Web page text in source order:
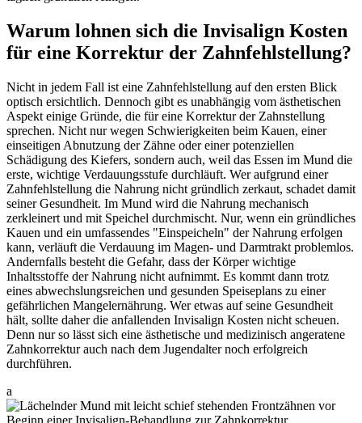
Warum lohnen sich die Invisalign Kosten
für eine Korrektur der Zahnfehlstellung?
Nicht in jedem Fall ist eine Zahnfehlstellung auf den ersten Blick
optisch ersichtlich. Dennoch gibt es unabhängig vom ästhetischen
Aspekt einige Gründe, die für eine Korrektur der Zahnstellung
sprechen. Nicht nur wegen Schwierigkeiten beim Kauen, einer
einseitigen Abnutzung der Zähne oder einer potenziellen
Schädigung des Kiefers, sondern auch, weil das Essen im Mund die
erste, wichtige Verdauungsstufe durchläuft. Wer aufgrund einer
Zahnfehlstellung die Nahrung nicht gründlich zerkaut, schadet damit
seiner Gesundheit. Im Mund wird die Nahrung mechanisch
zerkleinert und mit Speichel durchmischt. Nur, wenn ein gründliches
Kauen und ein umfassendes "Einspeicheln" der Nahrung erfolgen
kann, verläuft die Verdauung im Magen- und Darmtrakt problemlos.
Andernfalls besteht die Gefahr, dass der Körper wichtige
Inhaltsstoffe der Nahrung nicht aufnimmt. Es kommt dann trotz
eines abwechslungsreichen und gesunden Speiseplans zu einer
gefährlichen Mangelernährung. Wer etwas auf seine Gesundheit
hält, sollte daher die anfallenden Invisalign Kosten nicht scheuen.
Denn nur so lässt sich eine ästhetische und medizinisch angeratene
Zahnkorrektur auch nach dem Jugendalter noch erfolgreich
durchführen.
a